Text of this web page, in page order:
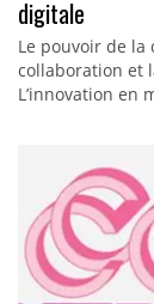
digitale
Le pouvoir de
collaboration et
L’innovation en